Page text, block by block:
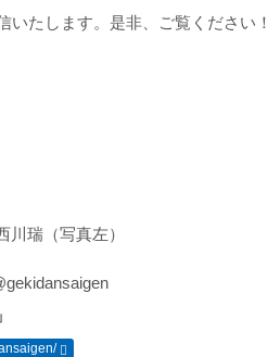
いたします。是非、ご覧ください！
瑞（写真左）